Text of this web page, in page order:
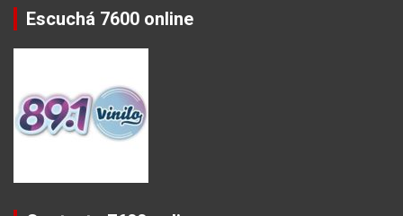
Escuchá 7600 online